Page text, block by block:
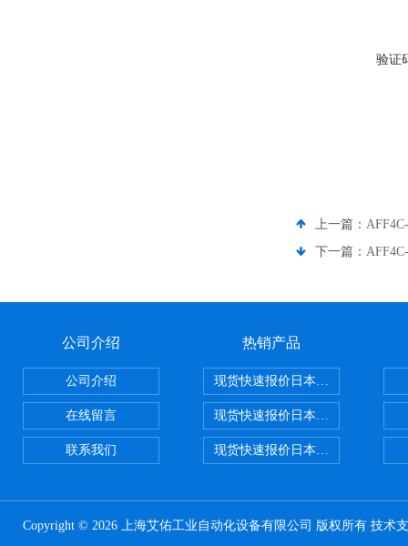
验证
上一篇：
下一篇：
公司介绍
公司介绍
在线留言
联系我们
热销产品
现货快速报价日本SMC气动元件
现货快速报价日本SMC 气动元件
现货快速报价日本SMC气动元件
Copyright © 2026 上海艾佑工业自动化设备有限公司 版权所有 技术